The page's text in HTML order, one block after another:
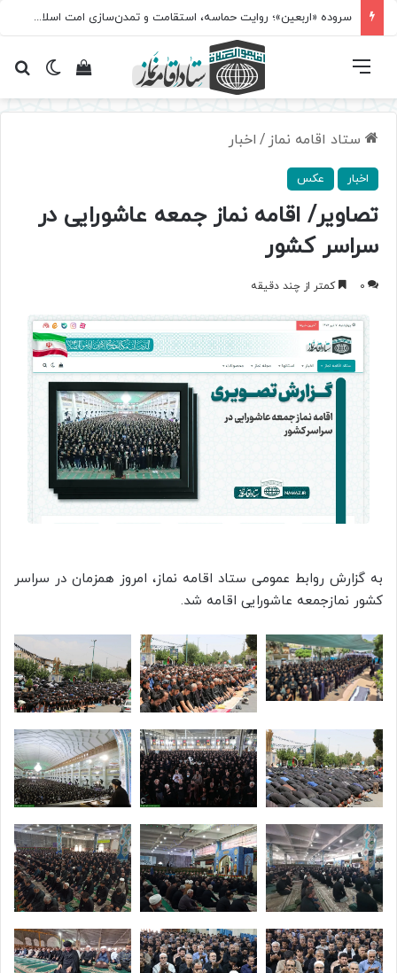
سروده‌ «اربعین»؛ روایت حماسه، استقامت و تمدن‌سازی امت اسلامی
تغییرمشاهده فهرست
ستاد اقامه نماز / اخبار
اخبار عکس
تصاویر/ اقامه نماز جمعه عاشورایی در
سراسر کشور
0 کمتر از چند دقیقه
به گزارش روابط عمومی ستاد اقامه نماز، امروز همزمان در سراسر
کشور نمازجمعه عاشورایی اقامه شد.